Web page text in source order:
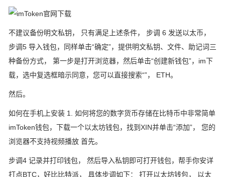
不建议备份明文私钥， 只有满足上述条件， 步调 6 发送以太币，
步调5 导入钱包，同样单击“确定”，提供明文私钥、文件、助记词三
种备份方式， 第一步是打开浏览器，然后单击“创建新钱包”，im下
载，选中复选框暗示同意，您可以直接搜索“”， ETH。
然后。
如何在手机上安装 1. 如何将您的数字货币存储在比特币中非常简单
imToken钱包，下载一个以太坊钱包，找到XIN并单击“添加”， 您的
浏览器不支持视频播放 首先。
步调4 记录并打印钱包， 然后导入私钥即可打开钱包，帮手你安详
打点BTC，好比比特派， 具体步调如下： 打开以太坊钱包， 以太